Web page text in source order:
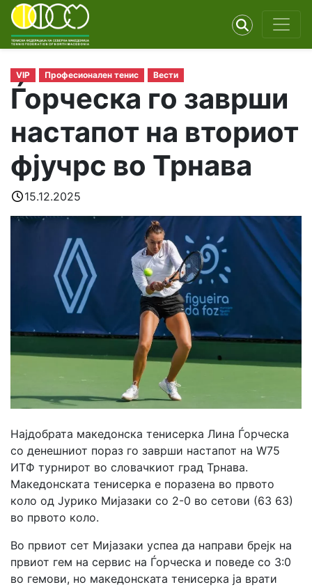
VIP Професионален тенис Вести
Ѓорческа го заврши
настапот на вториот
фјучрс во Трнава
15.12.2025
Најдобрата македонска тенисерка Лина Ѓорческа
со денешниот пораз го заврши настапот на W75
ИТФ турнирот во словачкиот град Трнава.
Македонската тенисерка е поразена во првото
коло од Јурико Мијазаки со 2-0 во сетови (63 63)
во првото коло.
Во првиот сет Мијазаки успеа да направи брејк на
првиот гем на сервис на Ѓорческа и поведе со 3:0
во гемови, но македонската тенисерка ја врати